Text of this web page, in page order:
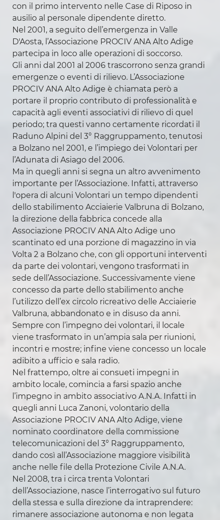
con il primo intervento nelle Case di Riposo in
ausilio al personale dipendente diretto.
Nel 2001, a seguito dell’emergenza in Valle
D'Aosta, l’Associazione PROCIV ANA Alto Adige
partecipa in loco alle operazioni di soccorso.
Gli anni dal 2001 al 2006 trascorrono senza grandi
emergenze o eventi di rilievo. L’Associazione
PROCIV ANA Alto Adige è chiamata però a
portare il proprio contributo di professionalità e
capacità agli eventi associativi di rilievo di quel
periodo; tra questi vanno certamente ricordati il
Raduno Alpini del 3° Raggruppamento, tenutosi
a Bolzano nel 2001, e l’impiego dei Volontari per
l’Adunata di Asiago del 2006.
Ma in quegli anni si segna un altro avvenimento
importante per l’Associazione. Infatti, attraverso
l'opera di alcuni Volontari un tempo dipendenti
dello stabilimento Acciaierie Valbruna di Bolzano,
la direzione della fabbrica concede alla
Associazione PROCIV ANA Alto Adige uno
scantinato ed una porzione di magazzino in via
Volta 2 a Bolzano che, con gli opportuni interventi
da parte dei volontari, vengono trasformati in
sede dell’Associazione. Successivamente viene
concesso da parte dello stabilimento anche
l’utilizzo dell’ex circolo ricreativo delle Acciaierie
Valbruna, abbandonato e in disuso da anni.
Sempre con l’impegno dei volontari, il locale
viene trasformato in un’ampia sala per riunioni,
incontri e mostre; infine viene concesso un locale
adibito a ufficio e sala radio.
Nel frattempo, oltre ai consueti impegni in
ambito locale, comincia a farsi spazio anche
l’impegno in ambito associativo A.N.A. Infatti in
quegli anni Luca Zanoni, volontario della
Associazione PROCIV ANA Alto Adige, viene
nominato coordinatore della commissione
telecomunicazioni del 3° Raggruppamento,
dando così all’Associazione maggiore visibilità
anche nelle file della Protezione Civile A.N.A.
Nel 2008, tra i circa trenta Volontari
dell’Associazione, nasce l’interrogativo sul futuro
della stessa e sulla direzione da intraprendere:
rimanere associazione autonoma e non legata